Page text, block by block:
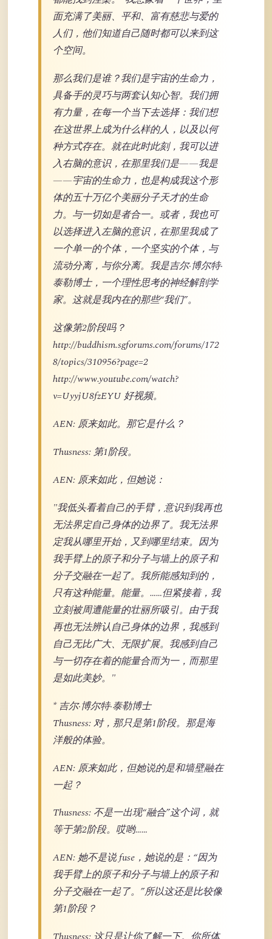
面充满了美丽、平和、富有慈悲与爱的
人们，他们知道自己随时都可以来到这
个空间。
那么我们是谁？我们是宇宙的生命力，
具备手的灵巧与两套认知心智。我们拥
有力量，在每一个当下去选择：我们想
在这世界上成为什么样的人，以及以何
种方式存在。就在此时此刻，我可以进
入右脑的意识，在那里我们是——我是
——宇宙的生命力，也是构成我这个形
体的五十万亿个美丽分子天才的生命
力。与一切如是者合一。或者，我也可
以选择进入左脑的意识，在那里我成了
一个单一的个体，一个坚实的个体，与
流动分离，与你分离。我是吉尔·博尔特·
泰勒博士，一个理性思考的神经解剖学
家。这就是我内在的那些“我们”。
这像第2阶段吗？
http://buddhism.sgforums.com/forums/172
8/topics/310956?page=2
http://www.youtube.com/watch?
v=UyyjU8fzEYU 好视频。
AEN: 原来如此。那它是什么？
Thusness: 第1阶段。
AEN: 原来如此，但她说：
"我低头看着自己的手臂，意识到我再也
无法界定自己身体的边界了。我无法界
定我从哪里开始，又到哪里结束。因为
我手臂上的原子和分子与墙上的原子和
分子交融在一起了。我所能感知到的，
只有这种能量。能量。……但紧接着，我
立刻被周遭能量的壮丽所吸引。由于我
再也无法辨认自己身体的边界，我感到
自己无比广大、无限扩展。我感到自己
与一切存在着的能量合而为一，而那里
是如此美妙。"
* 吉尔·博尔特·泰勒博士
Thusness: 对，那只是第1阶段。那是海
洋般的体验。
AEN: 原来如此，但她说的是和墙壁融在
一起？
Thusness: 不是一出现“融合”这个词，就
等于第2阶段。哎哟……
AEN: 她不是说 fuse，她说的是：“因为
我手臂上的原子和分子与墙上的原子和
分子交融在一起了。”所以这还是比较像
第1阶段？